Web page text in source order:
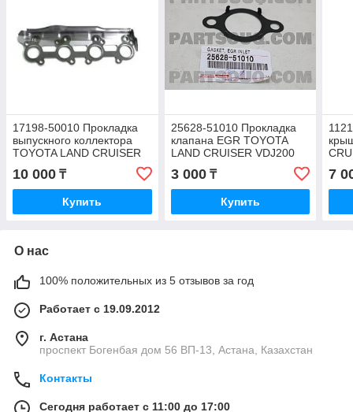
17198-50010 Прокладка
выпускного коллектора
TOYOTA LAND CRUISER
UZJ200 2007-2012, TONG
HONG
10 000 ₸
Купить
25628-51010 Прокладка
клапана EGR TOYOTA
LAND CRUISER VDJ200
1VDFTV 2007-2018
3 000₸
Купить
7
О нас
100% положительных из 5 отзывов за год
Работает с 19.09.2012
г. Астана
проспект Богенбая дом 56 ВП-13, Астана, Казахстан
Контакты
Сегодня работает с 11:00 до 17:00